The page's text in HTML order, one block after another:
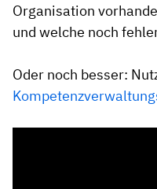
Organisation
und welche noch
Oder noch besser: